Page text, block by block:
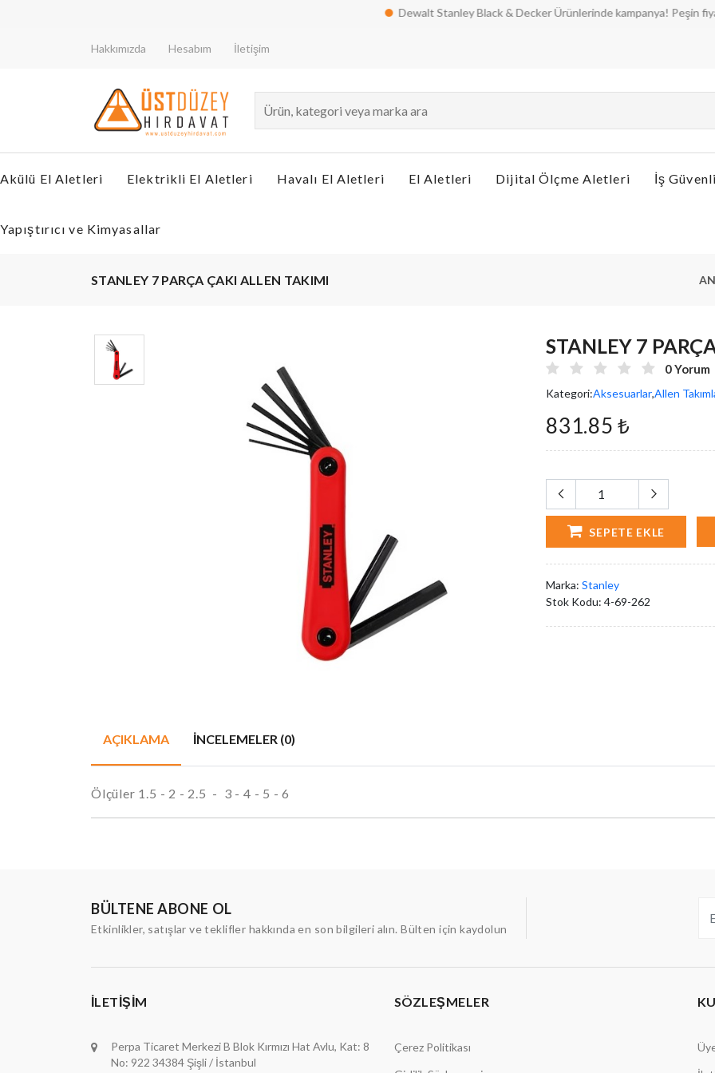
Dewalt Stanley Black & Decker Ürünlerinde kampanya! Peşin fiyatına
Hakkımızda Hesabım İletişim
Akülü El Aletleri Elektrikli El Aletleri Havalı El Aletleri El Aletleri Dijital Ölçme Aletleri İş
Yapıştırıcı ve Kimyasallar
STANLEY 7 PARÇA ÇAKI ALLEN TAKIMI
STANLEY 7
0 Yorum
Kategori:Aksesuarlar,Allen
831.85 ₺
SEPETE EKLE
Marka: Stanley
Stok Kodu: 4-69-262
AÇIKLAMA İNCELEMELER (0)
Ölçüler 1.5 - 2 - 2.5 - 3 - 4 - 5 - 6
BÜLTENE ABONE OL
Etkinlikler, satışlar ve teklifler hakkında en son bilgileri alın. Bülten için kaydolun
İLETIŞIM
Perpa Ticaret Merkezi B Blok Kırmızı Hat Avlu, Kat: 8
No: 922 34384 Şişli / İstanbul
SÖZLEŞMELER
Çerez Politikası